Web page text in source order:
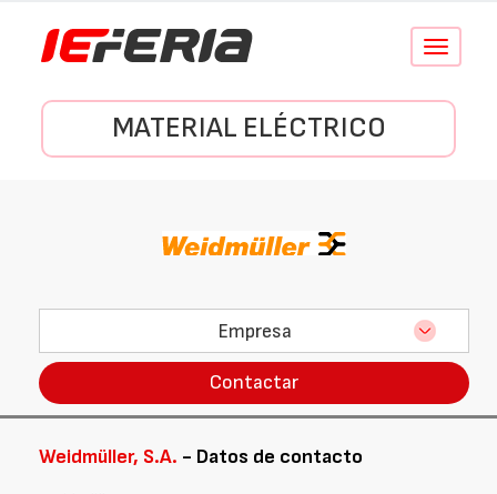
Conmutar
MATERIAL ELÉCTRICO
Empresa
Contactar
Weidmüller, S.A. - Datos de contacto